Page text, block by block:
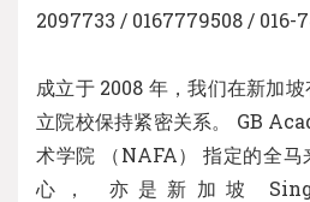
2097733 / 0167779508 / 016-
成立于 2008 年，我们在新加
立院校保持紧密关系。 GB
术学院 （NAFA） 指定的全马
心， 亦是新加坡